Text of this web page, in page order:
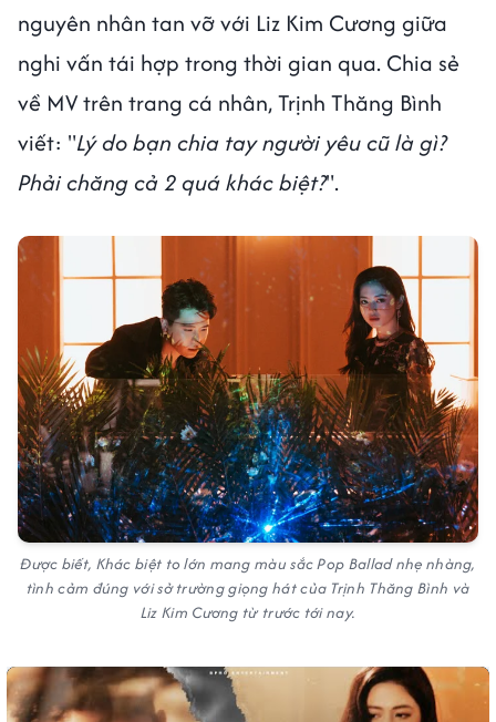
nguyên nhân tan vỡ với Liz Kim Cương giữa
nghi vấn tái hợp trong thời gian qua. Chia sẻ
về MV trên trang cá nhân, Trịnh Thăng Bình
viết: "Lý do bạn chia tay người yêu cũ là gì?
Phải chăng cả 2 quá khác biệt?".
Được biết, Khác biệt to lớn mang màu sắc Pop Ballad nhẹ nhàng,
tình cảm đúng với sở trường giọng hát của Trịnh Thăng Bình và
Liz Kim Cương từ trước tới nay.